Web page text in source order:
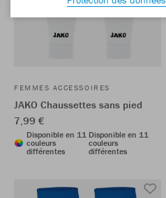
FEMMES ACCESSOIRES
JAKO Chaussettes sans pied
7,99 €
Disponible en 11
couleurs
différentes
Disponible en 11
couleurs
différentes